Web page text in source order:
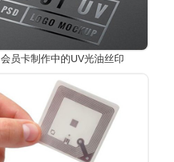
会员卡制作中的UV光油丝印